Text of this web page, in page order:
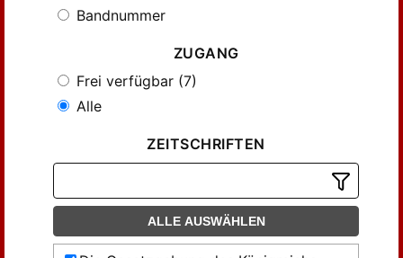
Bandnummer
ZUGANG
Frei verfügbar (7)
Alle
ZEITSCHRIFTEN
ALLE AUSWÄHLEN